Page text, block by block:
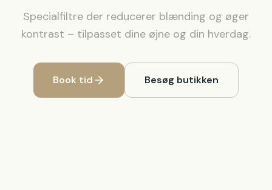
Specialfiltre der reducerer blænding og øger
kontrast – tilpasset dine øjne og din hverdag.
Book tid Besøg butikken